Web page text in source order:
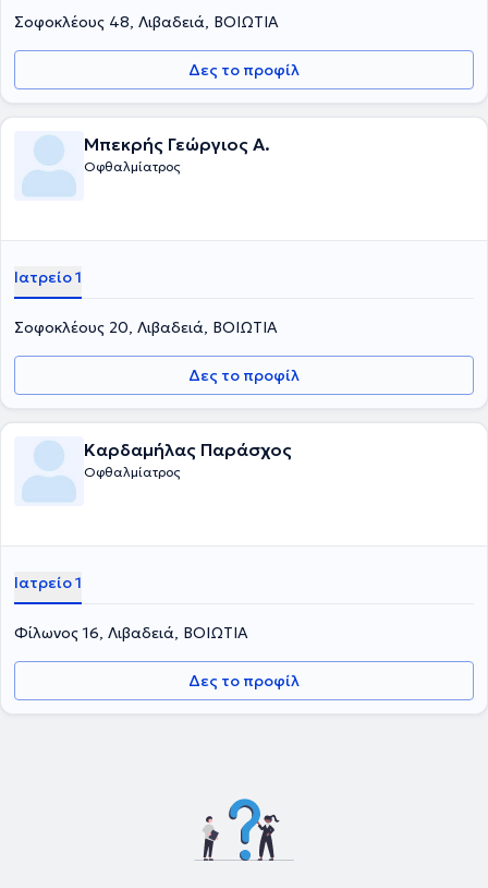
Σοφοκλέους 48, Λιβαδειά, ΒΟΙΩΤΙΑ
Δες το προφίλ
Μπεκρής Γεώργιος Α.
Οφθαλμίατρος
Ιατρείο 1
Σοφοκλέους 20, Λιβαδειά, ΒΟΙΩΤΙΑ
Δες το προφίλ
Καρδαμήλας Παράσχος
Οφθαλμίατρος
Ιατρείο 1
Φίλωνος 16, Λιβαδειά, ΒΟΙΩΤΙΑ
Δες το προφίλ